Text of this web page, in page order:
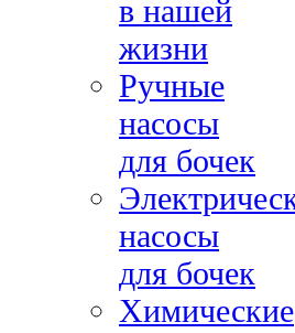
в нашей
жизни
Ручные
насосы
для бочек
насосы
для бочек
Химические